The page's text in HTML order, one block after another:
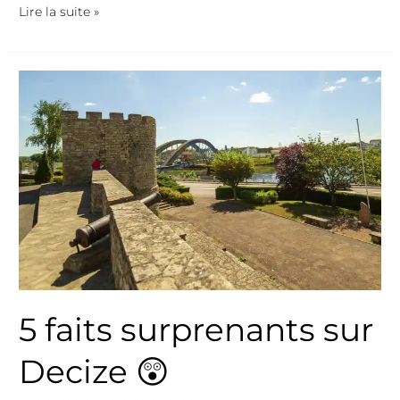
Lire la suite »
5 faits surprenants sur
Decize 😲
faits
surprenants
sur
Decize
😲